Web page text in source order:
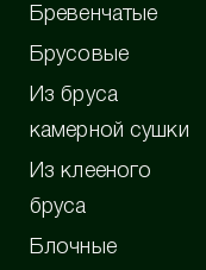
Бревенчатые
Брусовые
Из бруса
камерной сушки
Из клееного
бруса
Блочные